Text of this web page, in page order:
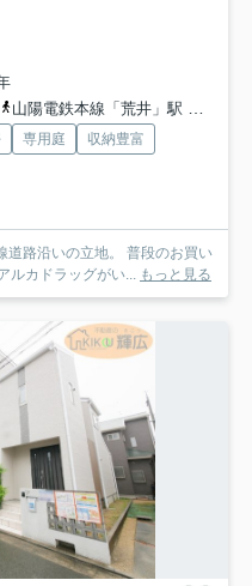
山陽電鉄本線「荒井」駅 徒歩22分
専用庭
収納豊富
道路沿いの立地。 普段のお買い
ルカドラッグがい... もっと見る